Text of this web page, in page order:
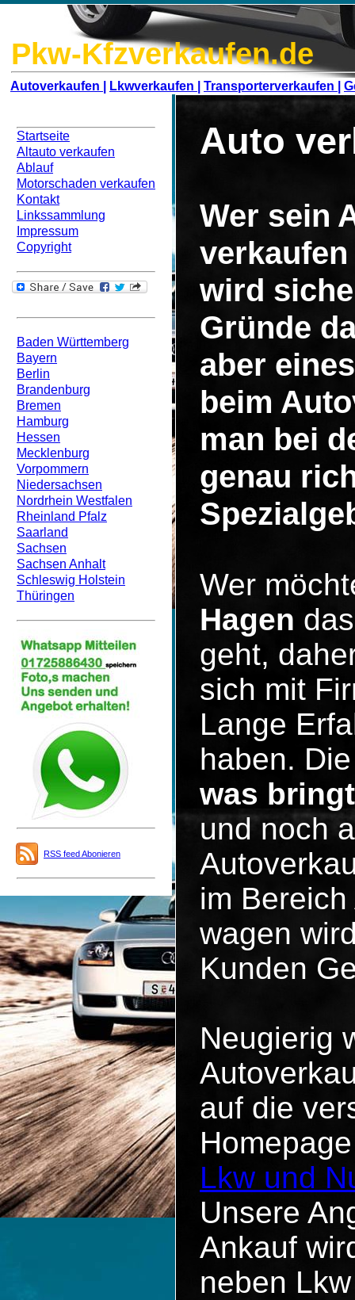
Pkw-Kfzverkaufen.de
Autoverkaufen | Lkwverkaufen | Transporterverkaufen |
Startseite
Altauto verkaufen
Ablauf
Motorschaden verkaufen
Kontakt
Linkssammlung
Impressum
Copyright
Baden Württemberg
Bayern
Berlin
Brandenburg
Bremen
Hamburg
Hessen
Mecklenburg
Vorpommern
Niedersachsen
Nordrhein Westfalen
Rheinland Pfalz
Saarland
Sachsen
Sachsen Anhalt
Schleswig Holstein
Thüringen
RSS feed Abonieren
Auto
Wer sein
wird
Gründe
aber
beim
man bei
genau
Wer
Hagen
geht,
sich mit
Lange
haben.
was
und noch
im
wagen
Kunden
Neugierig
auf die
Lkw und
Unsere
Ankauf
neben